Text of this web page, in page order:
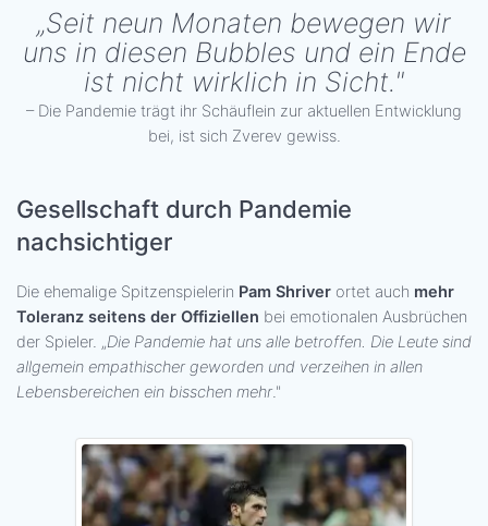
„Seit neun Monaten bewegen wir
uns in diesen Bubbles und ein Ende
ist nicht wirklich in Sicht."
– Die Pandemie trägt ihr Schäuflein zur aktuellen Entwicklung
bei, ist sich Zverev gewiss.
Gesellschaft durch Pandemie
nachsichtiger
Die ehemalige Spitzenspielerin Pam Shriver ortet auch mehr
Toleranz seitens der Offiziellen bei emotionalen Ausbrüchen
der Spieler. „Die Pandemie hat uns alle betroffen. Die Leute sind
allgemein empathischer geworden und verzeihen in allen
Lebensbereichen ein bisschen mehr."